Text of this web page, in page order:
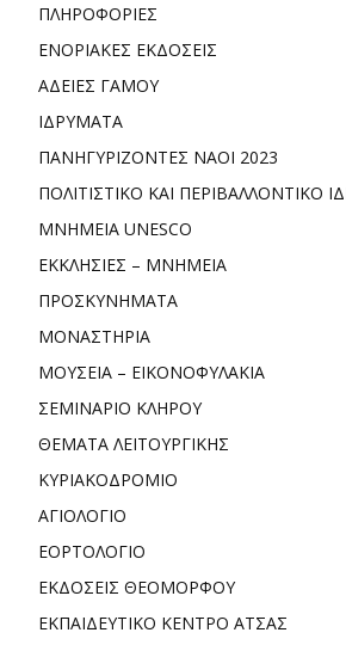
ΠΛΗΡΟΦΟΡΙΕΣ
ΕΝΟΡΙΑΚΕΣ ΕΚΔΟΣΕΙΣ
ΑΔΕΙΕΣ ΓΑΜΟΥ
ΙΔΡΥΜΑΤΑ
ΠΑΝΗΓΥΡΙΖΟΝΤΕΣ ΝΑΟΙ 2023
ΠΟΛΙΤΙΣΤΙΚΟ ΚΑΙ ΠΕΡΙΒΑΛΛΟΝΤΙΚΟ
ΜΝΗΜΕΙΑ UNESCO
ΕΚΚΛΗΣΙΕΣ – ΜΝΗΜΕΙΑ
ΠΡΟΣΚΥΝΗΜΑΤΑ
ΜΟΝΑΣΤΗΡΙΑ
ΜΟΥΣΕΙΑ – ΕΙΚΟΝΟΦΥΛΑΚΙΑ
ΣΕΜΙΝΑΡΙΟ ΚΛΗΡΟΥ
ΘΕΜΑΤΑ ΛΕΙΤΟΥΡΓΙΚΗΣ
ΚΥΡΙΑΚΟΔΡΟΜΙΟ
ΑΓΙΟΛΟΓΙΟ
ΕΟΡΤΟΛΟΓΙΟ
ΕΚΔΟΣΕΙΣ ΘΕΟΜΟΡΦΟΥ
ΕΚΠΑΙΔΕΥΤΙΚΟ ΚΕΝΤΡΟ ΑΤΣΑΣ